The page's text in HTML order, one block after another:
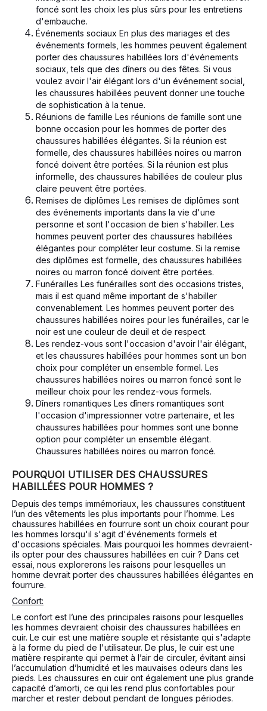
foncé sont les choix les plus sûrs pour les entretiens
d'embauche.
Événements sociaux En plus des mariages et des
événements formels, les hommes peuvent également
porter des chaussures habillées lors d'événements
sociaux, tels que des dîners ou des fêtes. Si vous
voulez avoir l'air élégant lors d'un événement social,
les chaussures habillées peuvent donner une touche
de sophistication à la tenue.
Réunions de famille Les réunions de famille sont une
bonne occasion pour les hommes de porter des
chaussures habillées élégantes. Si la réunion est
formelle, des chaussures habillées noires ou marron
foncé doivent être portées. Si la réunion est plus
informelle, des chaussures habillées de couleur plus
claire peuvent être portées.
Remises de diplômes Les remises de diplômes sont
des événements importants dans la vie d'une
personne et sont l'occasion de bien s'habiller. Les
hommes peuvent porter des chaussures habillées
élégantes pour compléter leur costume. Si la remise
des diplômes est formelle, des chaussures habillées
noires ou marron foncé doivent être portées.
Funérailles Les funérailles sont des occasions tristes,
mais il est quand même important de s'habiller
convenablement. Les hommes peuvent porter des
chaussures habillées noires pour les funérailles, car le
noir est une couleur de deuil et de respect.
Les rendez-vous sont l'occasion d'avoir l'air élégant,
et les chaussures habillées pour hommes sont un bon
choix pour compléter un ensemble formel. Les
chaussures habillées noires ou marron foncé sont le
meilleur choix pour les rendez-vous formels.
Dîners romantiques Les dîners romantiques sont
l'occasion d'impressionner votre partenaire, et les
chaussures habillées pour hommes sont une bonne
option pour compléter un ensemble élégant.
Chaussures habillées noires ou marron foncé.
POURQUOI UTILISER DES CHAUSSURES
HABILLÉES POUR HOMMES ?
Depuis des temps immémoriaux, les chaussures constituent
l’un des vêtements les plus importants pour l’homme. Les
chaussures habillées en fourrure sont un choix courant pour
les hommes lorsqu'il s'agit d'événements formels et
d'occasions spéciales. Mais pourquoi les hommes devraient-
ils opter pour des chaussures habillées en cuir ? Dans cet
essai, nous explorerons les raisons pour lesquelles un
homme devrait porter des chaussures habillées élégantes en
fourrure.
Confort:
Le confort est l’une des principales raisons pour lesquelles
les hommes devraient choisir des chaussures habillées en
cuir. Le cuir est une matière souple et résistante qui s'adapte
à la forme du pied de l'utilisateur. De plus, le cuir est une
matière respirante qui permet à l’air de circuler, évitant ainsi
l’accumulation d’humidité et les mauvaises odeurs dans les
pieds. Les chaussures en cuir ont également une plus grande
capacité d’amorti, ce qui les rend plus confortables pour
marcher et rester debout pendant de longues périodes.